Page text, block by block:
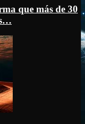
que más de 30